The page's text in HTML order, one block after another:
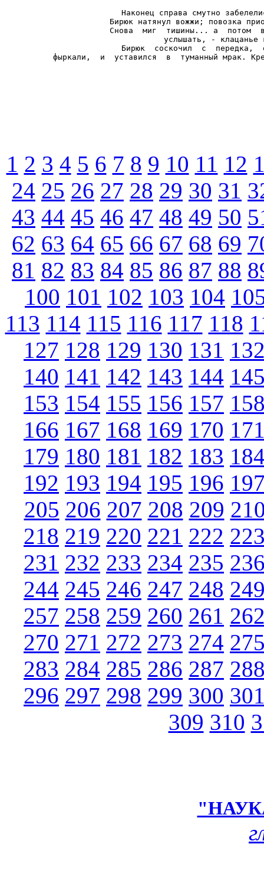
Наконец справа смутно
Бирюк натянул вожжи; повозка
Снова  миг  тишины... а  потом
услышать, - клацанье
Бирюк  соскочил  с  передка,
фыркали,  и  уставился  в  туманный мрак.
1 2 3 4 5 6 7 8 9 10 11 12
24 25 26 27 28 29 30 31
43 44 45 46 47 48 49 50
62 63 64 65 66 67 68 69
81 82 83 84 85 86 87 88
100 101 102 103 104
113 114 115 116 117 118
127 128 129 130 131
140 141 142 143 144
153 154 155 156 157
166 167 168 169 170
179 180 181 182 183
192 193 194 195 196
205 206 207 208 209
218 219 220 221 222
231 232 233 234 235
244 245 246 247 248
257 258 259 260 261
270 271 272 273 274
283 284 285 286 287
296 297 298 299 300
309 310